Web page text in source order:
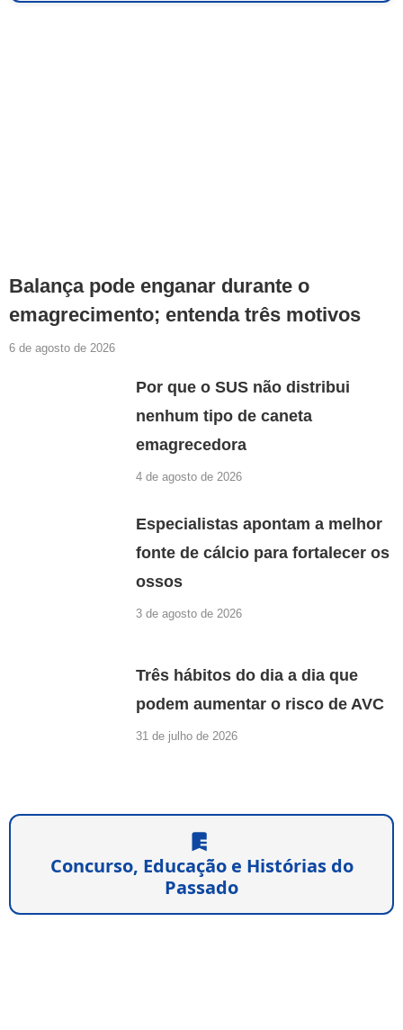
Balança pode enganar durante o
emagrecimento; entenda três motivos
6 de agosto de 2026
Por que o SUS não distribui
nenhum tipo de caneta
emagrecedora
4 de agosto de 2026
Especialistas apontam a melhor
fonte de cálcio para fortalecer os
ossos
3 de agosto de 2026
Três hábitos do dia a dia que
podem aumentar o risco de AVC
31 de julho de 2026
Concurso, Educação e Histórias do
Passado